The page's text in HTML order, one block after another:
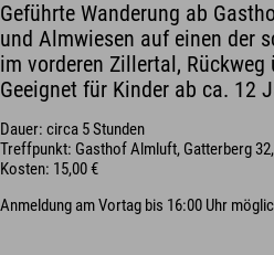
Geführte Wanderung ab
und Almwiesen auf einen der
im vorderen Zillertal, Rückweg
Geeignet für Kinder ab ca. 12
Dauer: circa 5 Stunden
Treffpunkt: Gasthof Almluft, Gatterberg
Kosten: 15,00 €
Anmeldung am Vortag bis 16:00 Uhr